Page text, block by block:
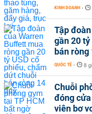
KINH DOANH -
Tập
gần 20
bán ròng
QUỐC TẾ - 8
Chuỗi
đóng
viên bơ